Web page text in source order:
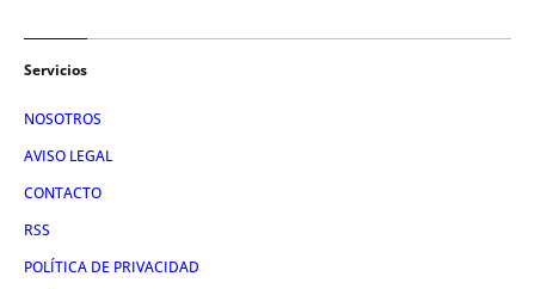
Servicios
NOSOTROS
AVISO LEGAL
CONTACTO
RSS
POLÍTICA DE PRIVACIDAD